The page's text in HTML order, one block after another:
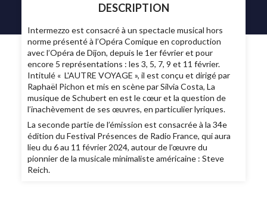
DESCRIPTION
Intermezzo est consacré à un spectacle musical hors
norme présenté à l’Opéra Comique en coproduction
avec l’Opéra de Dijon, depuis le 1er février et pour
encore 5 représentations : les 3, 5, 7, 9 et 11 février.
Intitulé « L'AUTRE VOYAGE », il est conçu et dirigé par
Raphaël Pichon et mis en scène par Silvia Costa, La
musique de Schubert en est le cœur et la question de
l’inachèvement de ses œuvres, en particulier lyriques.
La seconde partie de l’émission est consacrée à la 34e
édition du Festival Présences de Radio France, qui aura
lieu du 6 au 11 février 2024, autour de l’œuvre du
pionnier de la musicale minimaliste américaine : Steve
Reich.